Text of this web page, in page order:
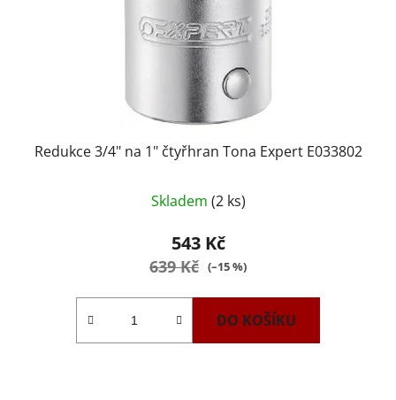
Redukce 3/4" na 1" čtyřhran Tona Expert E033802
Skladem (2 ks)
543 Kč
639 Kč (–15 %)
DO KOŠÍKU